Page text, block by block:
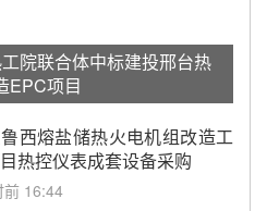
院联合体中标建投邢台热
EPC项目
西熔盐储热火电机组改造工
热控仪表成套设备采购
前 16:44